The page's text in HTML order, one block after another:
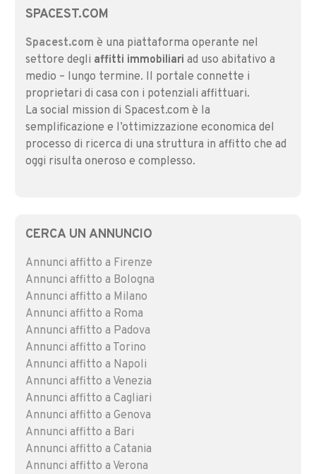
SPACEST.COM
Spacest.com è una piattaforma operante nel
settore degli affitti immobiliari ad uso abitativo a
medio – lungo termine. Il portale connette i
proprietari di casa con i potenziali affittuari.
La social mission di Spacest.com è la
semplificazione e l’ottimizzazione economica del
processo di ricerca di una struttura in affitto che ad
oggi risulta oneroso e complesso.
CERCA UN ANNUNCIO
Annunci affitto a Firenze
Annunci affitto a Bologna
Annunci affitto a Milano
Annunci affitto a Roma
Annunci affitto a Padova
Annunci affitto a Torino
Annunci affitto a Napoli
Annunci affitto a Venezia
Annunci affitto a Cagliari
Annunci affitto a Genova
Annunci affitto a Bari
Annunci affitto a Catania
Annunci affitto a Verona